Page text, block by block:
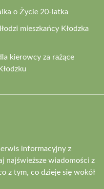
o Życie 20-latka
mieszkańcy Kłodzka
kierowcy za rażące
informacyjny z
najświeższe wiadomości z
z tym, co dzieje się wokół